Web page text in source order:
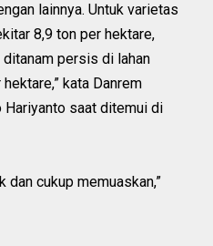
lainnya. Untuk varietas
8,9 ton per hektare,
persis di lahan
kata Danrem
saat ditemui di
dan cukup memuaskan,”